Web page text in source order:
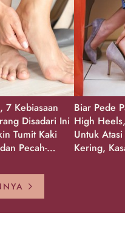
7 Kebiasaan
Disadari Ini
Tumit Kaki
Pecah-
Biar Pede
High
Untuk
Kering,